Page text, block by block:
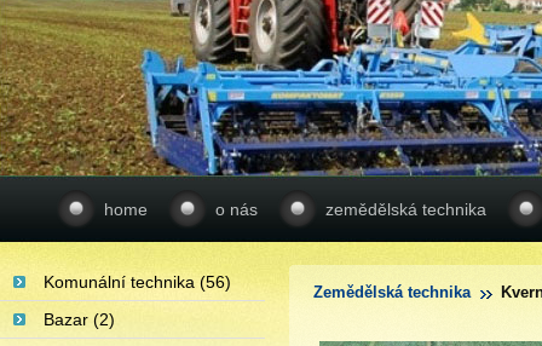
home o nás zemědělská technika
Zemědělská technika
Komunální technika (56)
Bazar (2)